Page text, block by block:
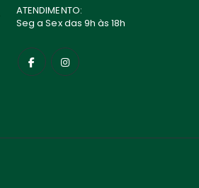
ATENDIMENTO:
Seg a Sex das 9h às 18h